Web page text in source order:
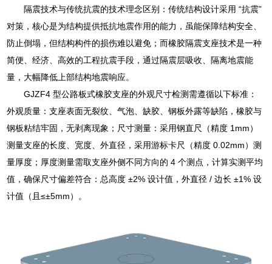
隔震技术与传统抗震的技术理念区别：传统结构设计采用 “抗震”
对策，核心是为结构提供抵抗地震作用的能力，虽能保障结构安全、
防止倒塌，但结构构件的损伤难以避免；而橡胶隔震支座技术是一种
简便、经济、高效的工程抗震手段，通过隔震层吸收、隔离地震能
量，大幅降低上部结构地震响应。
GJZF4 型公路板式橡胶支座的外观尺寸检测需遵循以下标准：
外观质量：支座表面无裂纹、气泡、缺胶、钢板外露等缺陷，橡胶与
钢板粘结牢固，无剥离现象；尺寸测量：采用钢直尺（精度 1mm）
测量支座的长度、宽度、外直径，采用游标卡尺（精度 0.02mm）测
量厚度；厚度测量需取支座外侧不同方向的 4 个测点，计算实测平均
值，确保尺寸偏差符合：总高度 ±2% 设计值，外直径 / 边长 ±1% 设
计值（且≤±5mm）。